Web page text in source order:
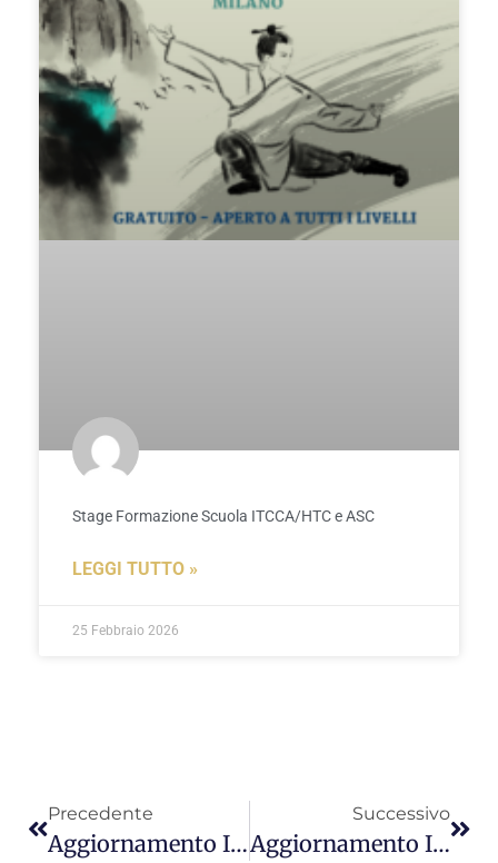
Stage Formazione Scuola ITCCA/HTC e ASC
LEGGI TUTTO »
25 Febbraio 2026
Precedente
Aggiornamento Insegnanti
Successivo
Aggiornamento Insegnanti 2023